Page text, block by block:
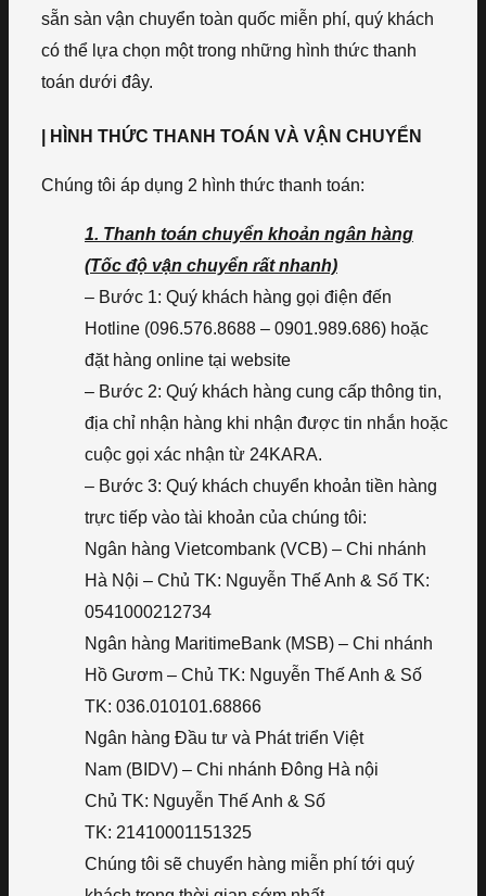
sẵn sàn vận chuyển toàn quốc miễn phí, quý khách
có thể lựa chọn một trong những hình thức thanh
toán dưới đây.
| HÌNH THỨC THANH TOÁN VÀ VẬN CHUYỂN
Chúng tôi áp dụng 2 hình thức thanh toán:
1. Thanh toán chuyển khoản ngân hàng
(Tốc độ vận chuyển rất nhanh)
– Bước 1: Quý khách hàng gọi điện đến
Hotline (096.576.8688 – 0901.989.686) hoặc
đặt hàng online tại website
– Bước 2: Quý khách hàng cung cấp thông tin,
địa chỉ nhận hàng khi nhận được tin nhắn hoặc
cuộc gọi xác nhận từ 24KARA.
– Bước 3: Quý khách chuyển khoản tiền hàng
trực tiếp vào tài khoản của chúng tôi:
Ngân hàng Vietcombank (VCB) – Chi nhánh
Hà Nội – Chủ TK: Nguyễn Thế Anh & Số TK:
0541000212734
Ngân hàng MaritimeBank (MSB) – Chi nhánh
Hồ Gươm – Chủ TK: Nguyễn Thế Anh & Số
TK: 036.010101.68866
Ngân hàng Đầu tư và Phát triển Việt
Nam (BIDV) – Chi nhánh Đông Hà nội
Chủ TK: Nguyễn Thế Anh & Số
TK: 21410001151325
Chúng tôi sẽ chuyển hàng miễn phí tới quý